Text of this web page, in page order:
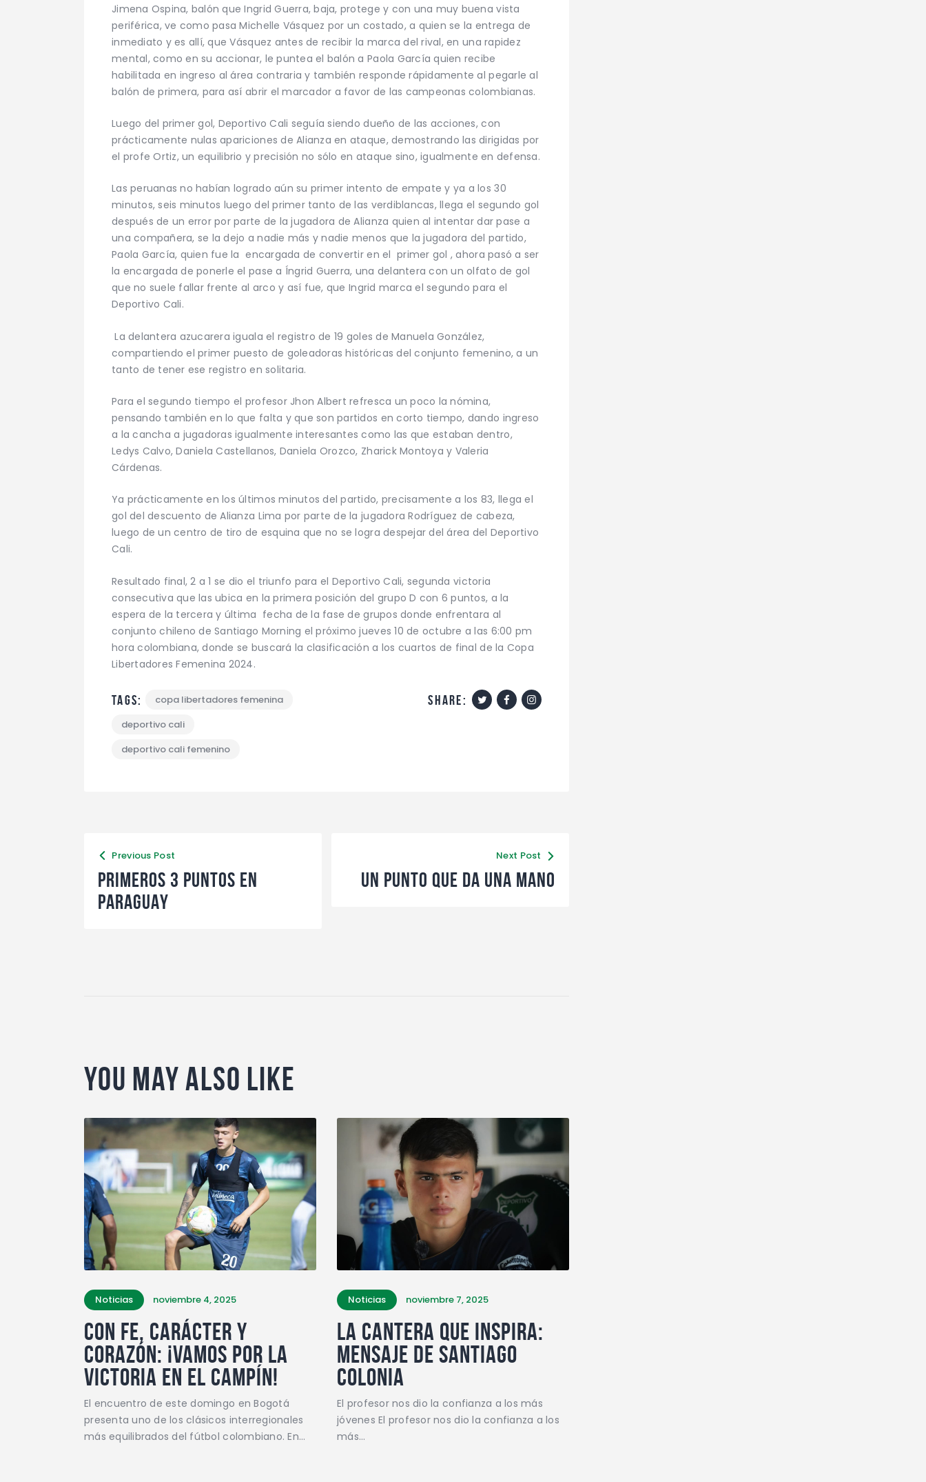
Jimena Ospina, balón que Ingrid Guerra, baja, protege y con una muy buena vista
periférica, ve como pasa Michelle Vásquez por un costado, a quien se la entrega de
inmediato y es allí, que Vásquez antes de recibir la marca del rival, en una rapidez
mental, como en su accionar, le puntea el balón a Paola García quien recibe
habilitada en ingreso al área contraria y también responde rápidamente al pegarle al
balón de primera, para así abrir el marcador a favor de las campeonas colombianas.
Luego del primer gol, Deportivo Cali seguía siendo dueño de las acciones, con
prácticamente nulas apariciones de Alianza en ataque, demostrando las dirigidas por
el profe Ortiz, un equilibrio y precisión no sólo en ataque sino, igualmente en defensa.
Las peruanas no habían logrado aún su primer intento de empate y ya a los 30
minutos, seis minutos luego del primer tanto de las verdiblancas, llega el segundo gol
después de un error por parte de la jugadora de Alianza quien al intentar dar pase a
una compañera, se la dejo a nadie más y nadie menos que la jugadora del partido,
Paola García, quien fue la encargada de convertir en el primer gol , ahora pasó a ser
la encargada de ponerle el pase a Íngrid Guerra, una delantera con un olfato de gol
que no suele fallar frente al arco y así fue, que Ingrid marca el segundo para el
Deportivo Cali.
La delantera azucarera iguala el registro de 19 goles de Manuela González,
compartiendo el primer puesto de goleadoras históricas del conjunto femenino, a un
tanto de tener ese registro en solitaria.
Para el segundo tiempo el profesor Jhon Albert refresca un poco la nómina,
pensando también en lo que falta y que son partidos en corto tiempo, dando ingreso
a la cancha a jugadoras igualmente interesantes como las que estaban dentro,
Ledys Calvo, Daniela Castellanos, Daniela Orozco, Zharick Montoya y Valeria
Cárdenas.
Ya prácticamente en los últimos minutos del partido, precisamente a los 83, llega el
gol del descuento de Alianza Lima por parte de la jugadora Rodríguez de cabeza,
luego de un centro de tiro de esquina que no se logra despejar del área del Deportivo
Cali.
Resultado final, 2 a 1 se dio el triunfo para el Deportivo Cali, segunda victoria
consecutiva que las ubica en la primera posición del grupo D con 6 puntos, a la
espera de la tercera y última fecha de la fase de grupos donde enfrentara al
conjunto chileno de Santiago Morning el próximo jueves 10 de octubre a las 6:00 pm
hora colombiana, donde se buscará la clasificación a los cuartos de final de la Copa
Libertadores Femenina 2024.
Tags:
copa libertadores femenina
deportivo cali
deportivo cali femenino
share:
Previous Post
PRIMEROS 3 PUNTOS EN
PARAGUAY
Next Post
UN PUNTO QUE DA UNA MANO
You May Also Like
Noticias noviembre 4, 2025
Con fe, carácter y
corazón: ¡vamos por la
victoria en El Campín!
El encuentro de este domingo en Bogotá
presenta uno de los clásicos interregionales
más equilibrados del fútbol colombiano. En…
Noticias noviembre 7, 2025
La cantera que inspira:
mensaje de Santiago
Colonia
El profesor nos dio la confianza a los más
jóvenes El profesor nos dio la confianza a los
más…